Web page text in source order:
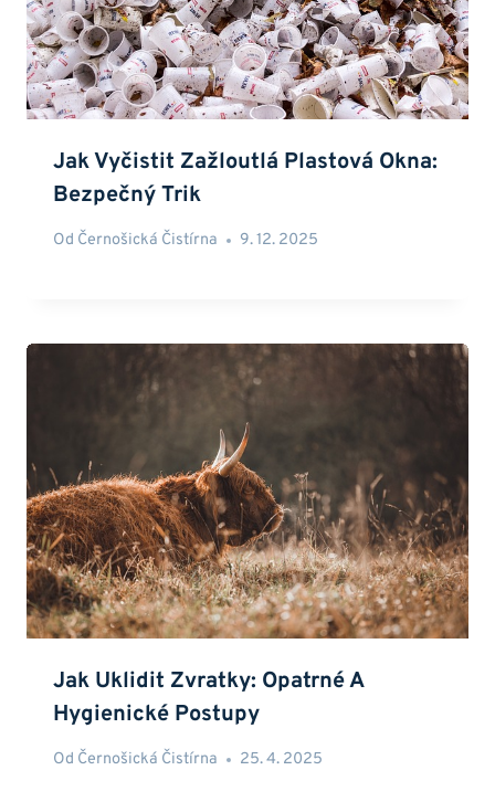
Jak Vyčistit Zažloutlá Plastová Okna:
Bezpečný Trik
Od Černošická Čistírna 9. 12. 2025
Jak Uklidit Zvratky: Opatrné A
Hygienické Postupy
Od Černošická Čistírna 25. 4. 2025